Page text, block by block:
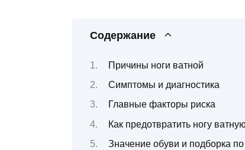
Содержание
Причины ноги ватной
Симптомы и диагностика
Главные факторы риска
Как предотвратить ногу
Значение обуви и подборка